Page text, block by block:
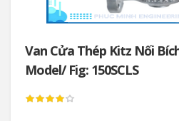
Van Cửa Thép Kitz Nối
Model/ Fig: 150SCLS